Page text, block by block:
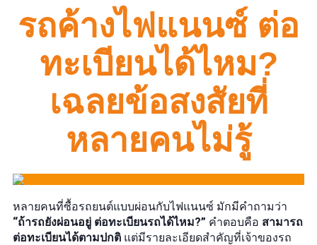
รถค้างไฟแนนซ์ ต่อ
ทะเบียนได้ไหม?
เฉลยข้อสงสัยที่
หลายคนไม่รู้
หลายคนที่ซื้อรถยนต์แบบผ่อนกับไฟแนนซ์ มักมีคำถามว่า
“ถ้ารถยังผ่อนอยู่ ต่อทะเบียนรถได้ไหม?” คำตอบคือ สามารถ
ต่อทะเบียนได้ตามปกติ แต่มีรายละเอียดสำคัญที่เจ้าของรถ